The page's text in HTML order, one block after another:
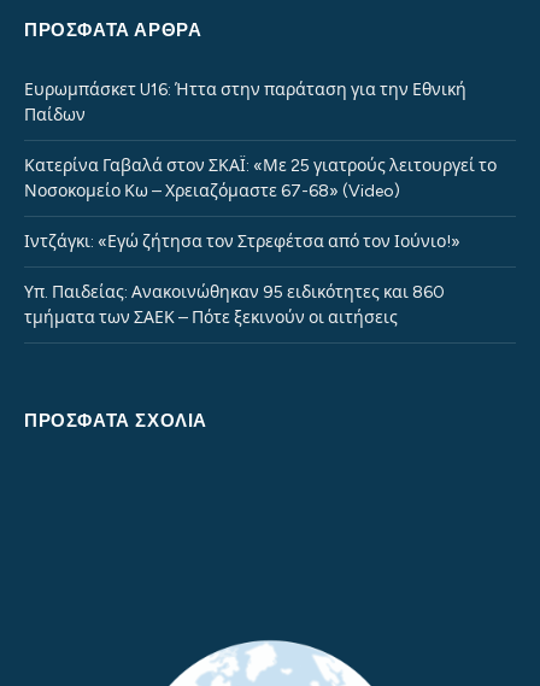
ΠΡΌΣΦΑΤΑ ΆΡΘΡΑ
Ευρωμπάσκετ U16: Ήττα στην παράταση για την Εθνική
Παίδων
Κατερίνα Γαβαλά στον ΣΚΑΪ: «Με 25 γιατρούς λειτουργεί το
Νοσοκομείο Κω – Χρειαζόμαστε 67-68» (Video)
Ιντζάγκι: «Εγώ ζήτησα τον Στρεφέτσα από τον Ιούνιο!»
Υπ. Παιδείας: Ανακοινώθηκαν 95 ειδικότητες και 860
τμήματα των ΣΑΕΚ – Πότε ξεκινούν οι αιτήσεις
ΠΡΌΣΦΑΤΑ ΣΧΌΛΙΑ